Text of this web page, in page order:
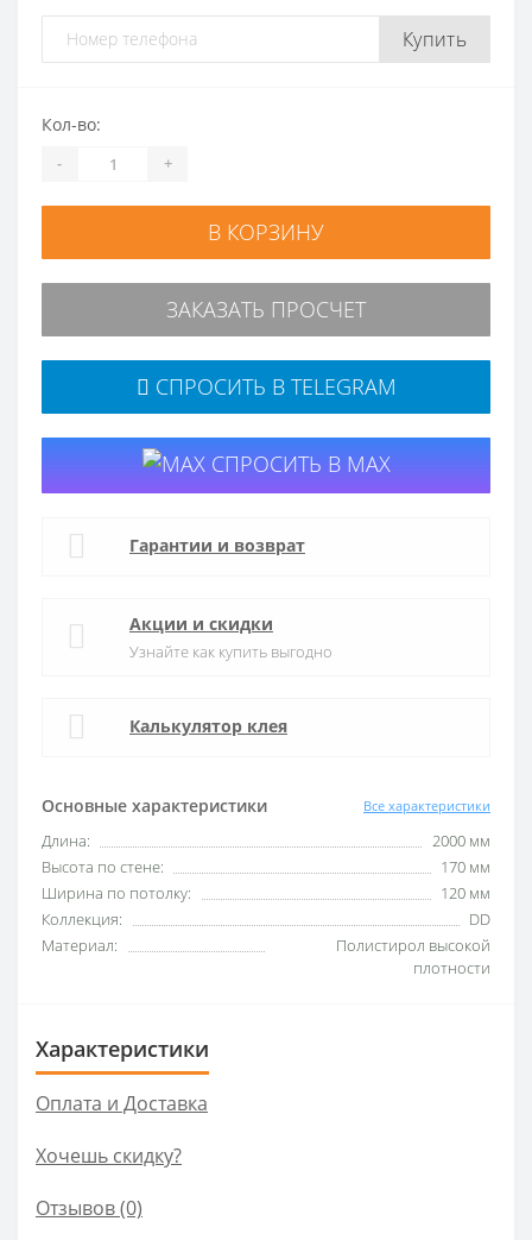
Купить
Основные характеристики Все характеристики
Длина:
2000 мм
Высота по стене:
170 мм
Ширина по потолку:
120 мм
Коллекция:
DD
Материал:
Полистирол высокой
плотности
Кол-во:
- +
В КОРЗИНУ
ЗАКАЗАТЬ ПРОСЧЕТ
СПРОСИТЬ В TELEGRAM
СПРОСИТЬ В MAX
Гарантии и возврат
Акции и скидки
Узнайте как купить выгодно
Калькулятор клея
Характеристики
Оплата и Доставка
Хочешь скидку?
Отзывов (0)